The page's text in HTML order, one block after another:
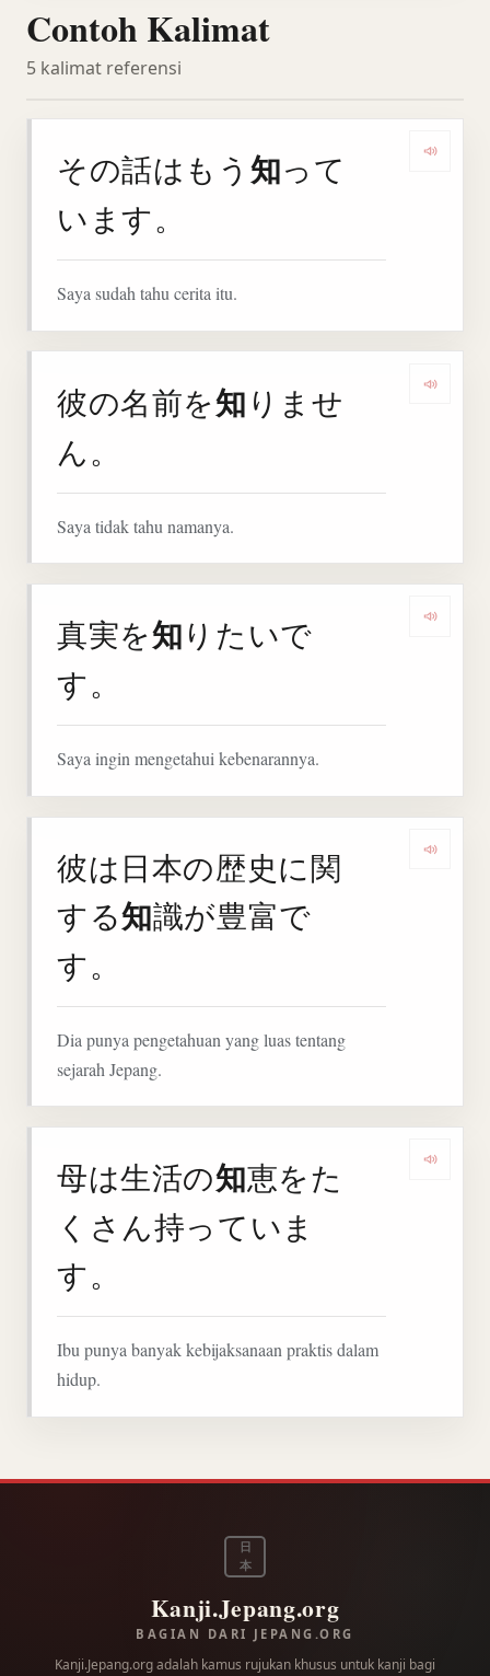
Contoh Kalimat
5 kalimat referensi
その話はもう 知って
います。
Saya sudah tahu cerita itu.
彼の名前を知 りませ
ん。
Saya tidak tahu namanya.
真実を知りたいで
す。
Saya ingin mengetahui kebenarannya.
彼は日本の歴史に関
する知識が豊富で
す。
Dia punya pengetahuan yang luas tentang
sejarah Jepang.
母は生活の知恵をた
くさん持っていま
す。
Ibu punya banyak kebijaksanaan praktis dalam
hidup.
日
本
Kanji.Jepang.org
BAGIAN DARI JEPANG.ORG
Kanji.Jepang.org adalah kamus rujukan khusus untuk kanji bagi